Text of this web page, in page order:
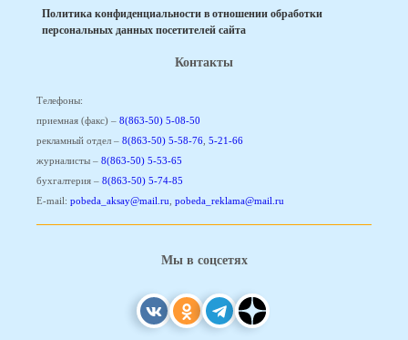
Политика конфиденциальности в отношении обработки
персональных данных посетителей сайта
Контакты
Телефоны:
приемная (факс) – 8(863-50) 5-08-50
рекламный отдел – 8(863-50) 5-58-76, 5-21-66
журналисты – 8(863-50) 5-53-65
бухгалтерия – 8(863-50) 5-74-85
E-mail: pobeda_aksay@mail.ru, pobeda_reklama@mail.ru
Мы в соцсетях